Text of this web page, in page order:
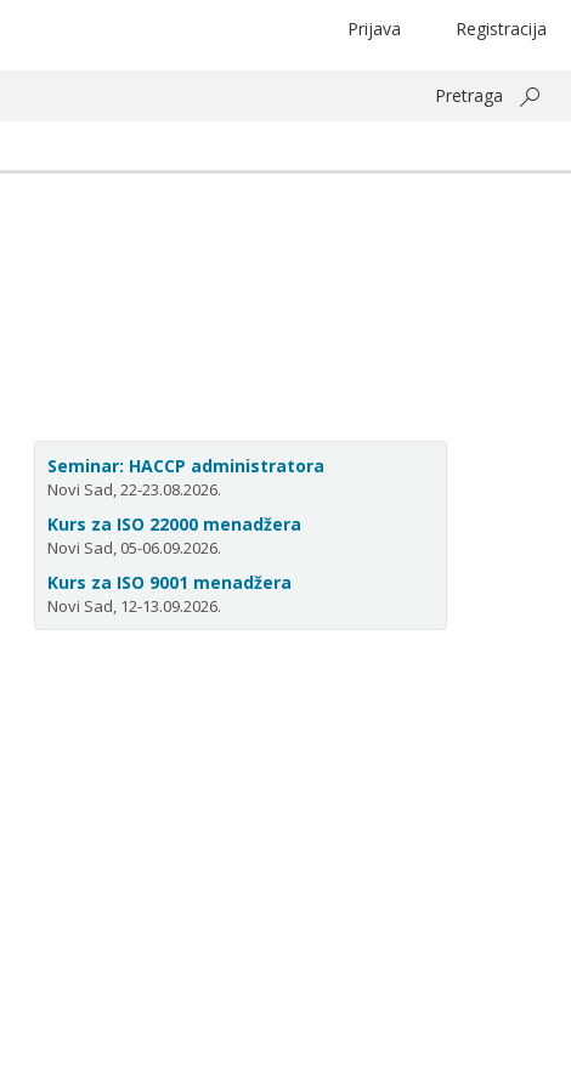
Registracija
Prijava
Pretraga
Seminar: HACCP administratora
Novi Sad, 22-23.08.2026.
Kurs za ISO 22000 menadžera
Novi Sad, 05-06.09.2026.
Kurs za ISO 9001 menadžera
Novi Sad, 12-13.09.2026.